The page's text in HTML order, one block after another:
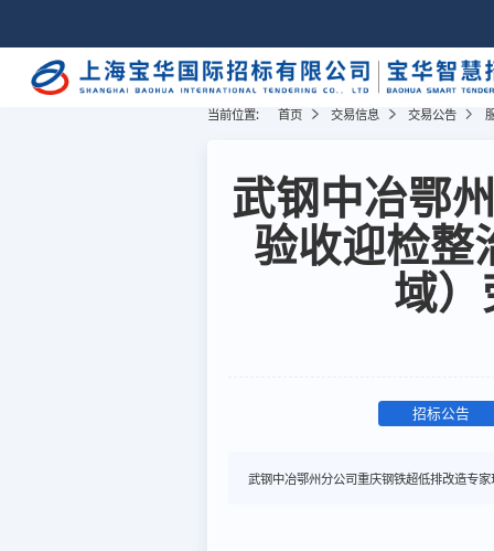
当前位置: 首页 交易信息 交易公告
武钢中冶鄂
验收迎检整
域
招标公告